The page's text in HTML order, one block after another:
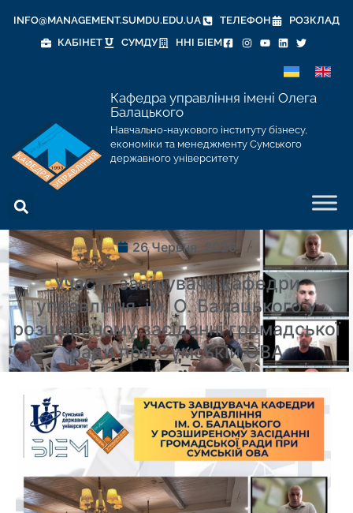
INFO@MANAGEMENT.SUMDU.EDU.UA ТЕЛЕФОН
РОЗКЛАД
КАБІНЕТ
СУМДУ ННІ БІЕМ
Кафедра управління імені Олега
Балацького
Навчально-наукового інституту бізнесу,
економіки та менеджменту Сумського
державного університету
26 Червня, 2026
Участь завідувача кафедри
управління ім. О. Балацького у
розширеному засіданні громадської
ради при Сумській ОВА